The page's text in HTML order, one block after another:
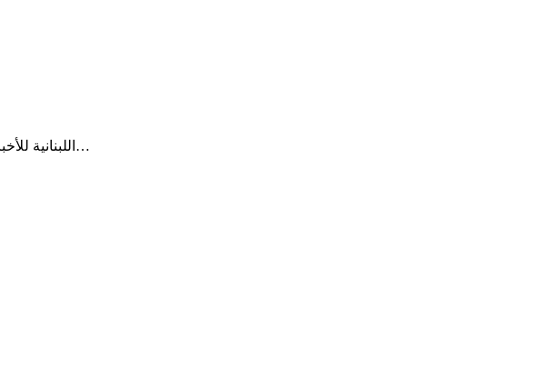
اللبنانية للأخبار ( واشنطن ) سيكون اختبار الحكومة اللبنانية الجديدة هو أفعالها واستجابتها لمطالب الشعب اللبناني بتنفيذ الإصلاحات…